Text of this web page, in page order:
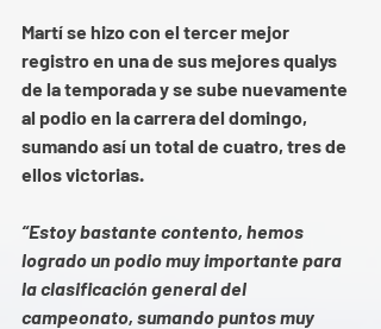
Martí se hizo con el tercer mejor
registro en una de sus mejores qualys
de la temporada y se sube nuevamente
al podio en la carrera del domingo,
sumando así un total de cuatro, tres de
ellos victorias.
“Estoy bastante contento, hemos
logrado un podio muy importante para
la clasificación general del
campeonato, sumando puntos muy